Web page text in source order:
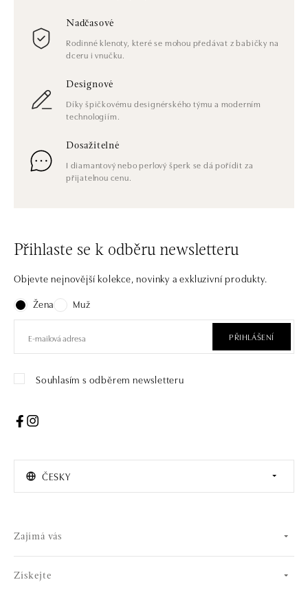
Nadčasové
Rodinné klenoty, které se mohou předávat z babičky na
dceru i vnučku.
Designové
Díky špičkovému designérského týmu a moderním
technologiím.
Dosažitelné
I diamantový nebo perlový šperk se dá pořídit za
přijatelnou cenu.
Přihlaste se k odběru newsletteru
Objevte nejnovější kolekce, novinky a exkluzivní produkty.
Žena
Muž
PŘIHLÁŠENÍ
Souhlasím s odběrem newsletteru
ČESKY
Zajímá vás
Získejte